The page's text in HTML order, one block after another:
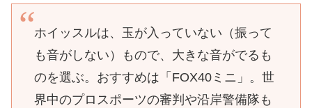
ホイッスルは、玉が入っていない（振って
も音がしない）もので、大きな音がでるも
のを選ぶ。おすすめは「FOX40ミニ」。世
界中のプロスポーツの審判や沿岸警備隊も